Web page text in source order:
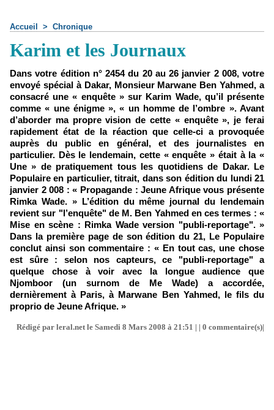
Accueil > Chronique
Karim et les Journaux
Dans votre édition n° 2454 du 20 au 26 janvier 2 008, votre
envoyé spécial à Dakar, Monsieur Marwane Ben Yahmed, a
consacré une « enquête » sur Karim Wade, qu’il présente
comme « une énigme », « un homme de l’ombre ». Avant
d’aborder ma propre vision de cette « enquête », je ferai
rapidement état de la réaction que celle-ci a provoquée
auprès du public en général, et des journalistes en
particulier. Dès le lendemain, cette « enquête » était à la «
Une » de pratiquement tous les quotidiens de Dakar. Le
Populaire en particulier, titrait, dans son édition du lundi 21
janvier 2 008 : « Propagande : Jeune Afrique vous présente
Rimka Wade. » L’édition du même journal du lendemain
revient sur "l’enquête" de M. Ben Yahmed en ces termes : «
Mise en scène : Rimka Wade version "publi-reportage". »
Dans la première page de son édition du 21, Le Populaire
conclut ainsi son commentaire : « En tout cas, une chose
est sûre : selon nos capteurs, ce "publi-reportage" a
quelque chose à voir avec la longue audience que
Njomboor (un surnom de Me Wade) a accordée,
dernièrement à Paris, à Marwane Ben Yahmed, le fils du
proprio de Jeune Afrique. »
Rédigé par leral.net le Samedi 8 Mars 2008 à 21:51 | | 0 commentaire(s)|